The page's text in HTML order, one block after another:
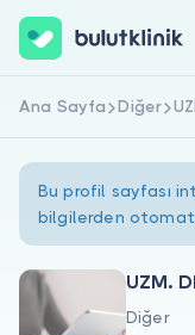
Hemen
Ana Sayfa Diğer
Bu profil sayfası
bilgilerden
UZM.
Diğer